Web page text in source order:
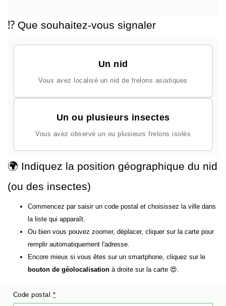
⁉️ Que souhaitez-vous signaler
Un nid
Vous avez localisé un nid de frelons asiatiques
Un ou plusieurs insectes
Vous avez observé un ou plusieurs frelons isolés
🌍 Indiquez la position géographique du nid
(ou des insectes)
Commencez par saisir un code postal et choisissez la ville dans
la liste qui apparaît.
Ou bien vous pouvez zoomer, déplacer, cliquer sur la carte pour
remplir automatiquement l'adresse.
Encore mieux si vous êtes sur un smartphone, cliquez sur le
bouton de géolocalisation à droite sur la carte 😍.
Code postal *